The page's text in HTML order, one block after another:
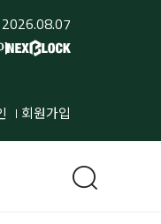
2026.08.07
회원가입